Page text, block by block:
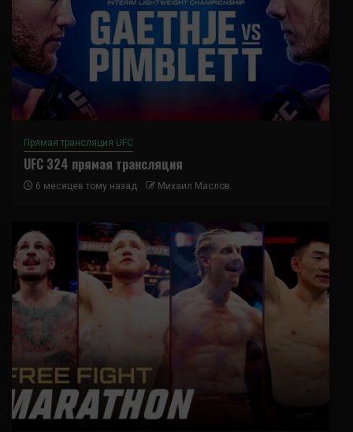
Прямая трансляция UFC
UFC 324 прямая трансляция
6 месяцев тому назад Михаил Маслов